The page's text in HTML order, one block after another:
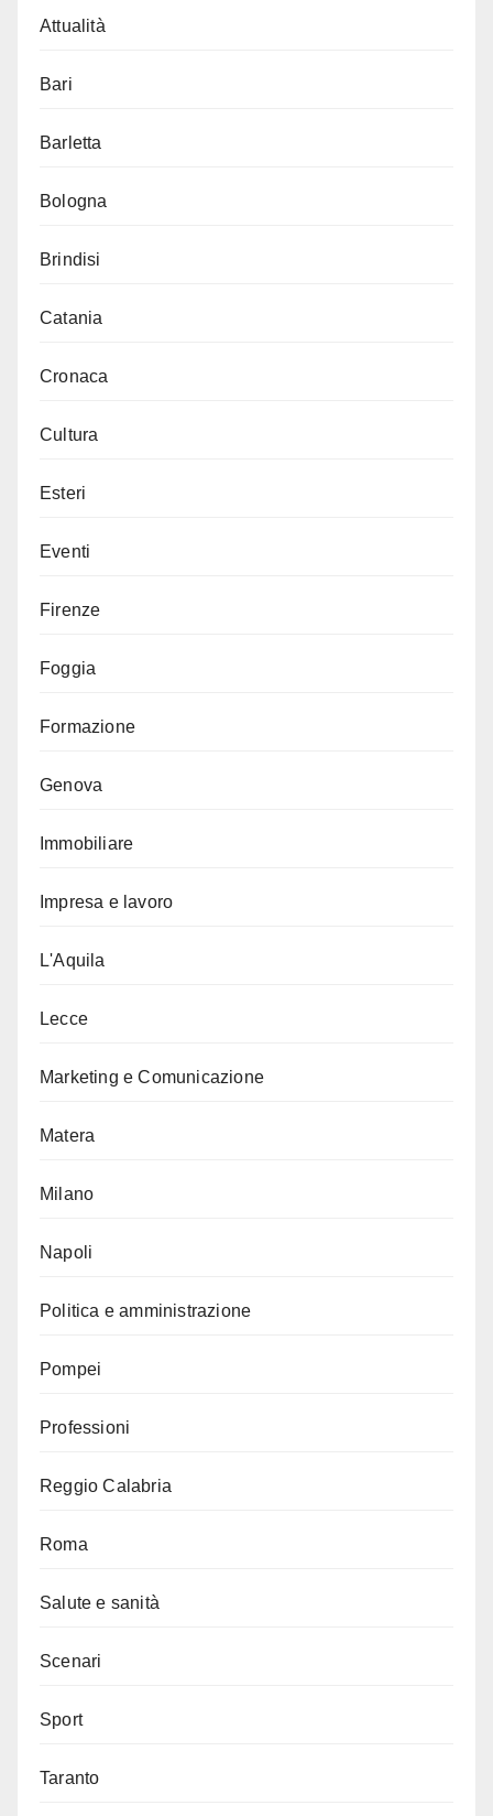
Attualità
Bari
Barletta
Bologna
Brindisi
Catania
Cronaca
Cultura
Esteri
Eventi
Firenze
Foggia
Formazione
Genova
Immobiliare
Impresa e lavoro
L'Aquila
Lecce
Marketing e Comunicazione
Matera
Milano
Napoli
Politica e amministrazione
Pompei
Professioni
Reggio Calabria
Roma
Salute e sanità
Scenari
Sport
Taranto